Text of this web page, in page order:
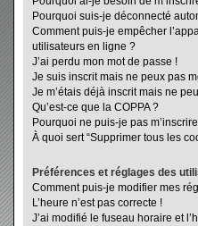
Pourquoi suis-je déconnecté
Comment puis-je empêcher
utilisateurs en ligne ?
J’ai perdu mon mot de passe !
Je suis inscrit mais ne peux pas
Je m’étais déjà inscrit mais ne
Qu’est-ce que la COPPA ?
Pourquoi ne puis-je pas
À quoi sert “Supprimer tous les
Préférences et réglages des
Comment puis-je modifier mes
L’heure n’est pas correcte !
J’ai modifié le fuseau horaire et